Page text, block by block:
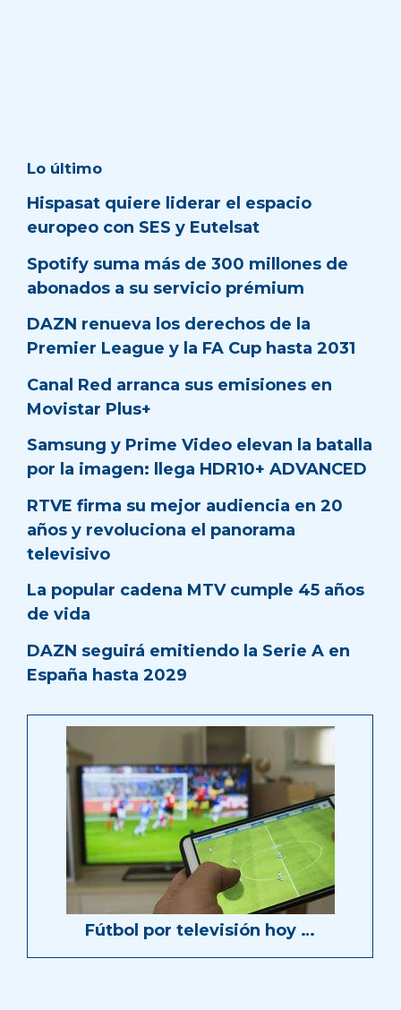
Lo último
Hispasat quiere liderar el espacio
europeo con SES y Eutelsat
Spotify suma más de 300 millones de
abonados a su servicio prémium
DAZN renueva los derechos de la
Premier League y la FA Cup hasta 2031
Canal Red arranca sus emisiones en
Movistar Plus+
Samsung y Prime Video elevan la batalla
por la imagen: llega HDR10+ ADVANCED
RTVE firma su mejor audiencia en 20
años y revoluciona el panorama
televisivo
La popular cadena MTV cumple 45 años
de vida
DAZN seguirá emitiendo la Serie A en
España hasta 2029
Fútbol por televisión hoy …